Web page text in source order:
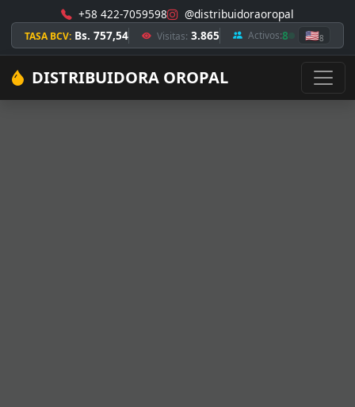
+58 422-7059598 @distribuidoraoropal
TASA BCV: Bs. 757,54 Visitas: 3.865 Activos:8 🇺🇸8
DISTRIBUIDORA OROPAL